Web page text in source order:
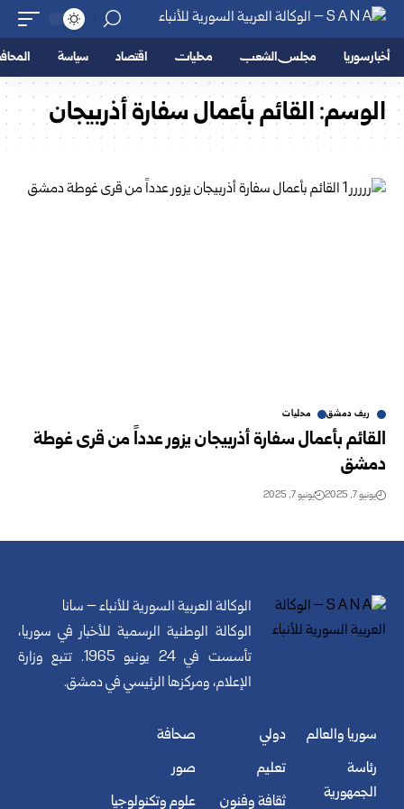
أخبار سوريا مجلس الشعب محليات اقتصاد سياسة
الوسم:القائم بأعمال سفارة أذربيجان
ريف دمشق محليات
القائم بأعمال سفارة أذربيجان يزور عدداً من قرى غوطة
دمشق
يونيو 7, 2025 يونيو 7, 2025
الوكالة العربية السورية للأنباء – سانا
الوكالة الوطنية الرسمية للأخبار في سوريا،
تأسست في 24 يونيو 1965. تتبع وزارة
الإعلام، ومركزها الرئيسي في دمشق.
سوريا والعالم
رئاسة
الجمهورية
دولي
تعليم
ثقافة وفنون
صحافة
صور
علوم وتكنولوجيا